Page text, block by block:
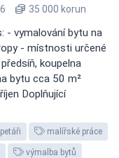
35 000 korun
- vymalování bytu na
- místnosti určené
koupelna
bytu cca 50 m²
Doplňující
malířské práce
výmalba bytů